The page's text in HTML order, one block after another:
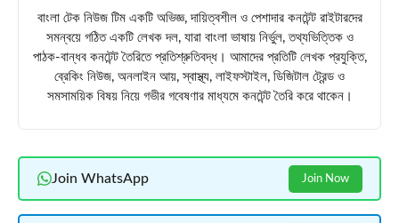
বাংলা টেক নিউজ টিম একটি অভিজ্ঞ, দায়িত্বশীল ও পেশাদার কনটেন্ট রাইটারদের
সমন্বয়ে গঠিত একটি লেখক দল, যারা বাংলা ভাষায় নির্ভুল, তথ্যভিত্তিক ও
পাঠক-বান্ধব কনটেন্ট তৈরিতে প্রতিশ্রুতিবদ্ধ। আমাদের প্রতিটি লেখক প্রযুক্তি,
ব্রেকিং নিউজ, অনলাইন আয়, স্বাস্থ্য, লাইফস্টাইল, ডিজিটাল ট্রেন্ড ও
সমসাময়িক বিষয় নিয়ে গভীর গবেষণার মাধ্যমে কনটেন্ট তৈরি করে থাকেন।
Join WhatsApp Join Now